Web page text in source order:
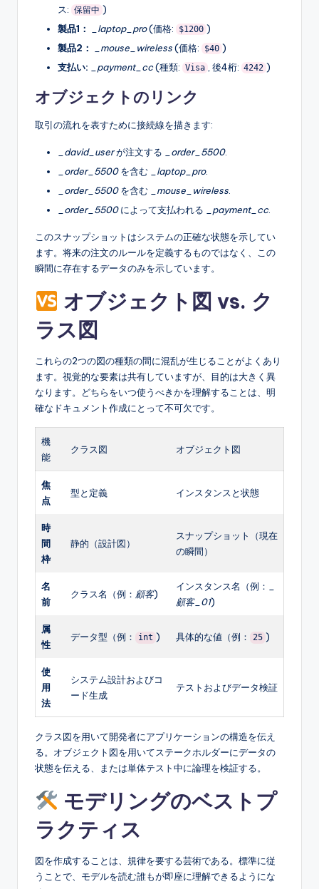
ス: 保留中 )
製品1：
_laptop_pro(価格: $1200 )
製品2：
_mouse_wireless(価格: $40 )
支払い:
_payment_cc(種類: Visa , 後4桁: 4242 )
オブジェクトのリンク
取引の流れを表すために接続線を描きます:
_david_userが注文する _order_5500.
_order_5500を含む _laptop_pro.
_order_5500を含む _mouse_wireless.
_order_5500によって支払われる _payment_cc.
このスナップショットはシステムの正確な状態を示してい
ます。将来の注文のルールを定義するものではなく、この
瞬間に存在するデータのみを示しています。
オブジェクト図 vs. ク
ラス図
これらの2つの図の種類の間に混乱が生じることがよくあり
ます。視覚的な要素は共有していますが、目的は大きく異
なります。どちらをいつ使うべきかを理解することは、明
確なドキュメント作成にとって不可欠です。
機
能
クラス図 オブジェクト図
焦
点
型と定義 インスタンスと状態
時
間
枠
静的（設計図）
スナップショット（現在
の瞬間）
名
前
クラス名（例： 顧客)
インスタンス名（例：
顧客_01)
属
性
データ型（例： int ) 具体的な値（例： 25 )
使
用
法
システム設計およびコ
ード生成
テストおよびデータ検証
クラス図を用いて開発者にアプリケーションの構造を伝え
る。オブジェクト図を用いてステークホルダーにデータの
状態を伝える、または単体テスト中に論理を検証する。
モデリングのベストプ
ラクティス
図を作成することは、規律を要する芸術である。標準に従
うことで、モデルを読む誰もが即座に理解できるようにな